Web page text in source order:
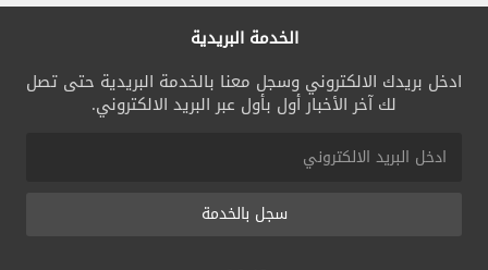
الخدمة البريدية
ادخل بريدك الالكتروني وسجل معنا بالخدمة البريدية حتى تصل
لك آخر الأخبار أول بأول عبر البريد الالكتروني.
سجل بالخدمة